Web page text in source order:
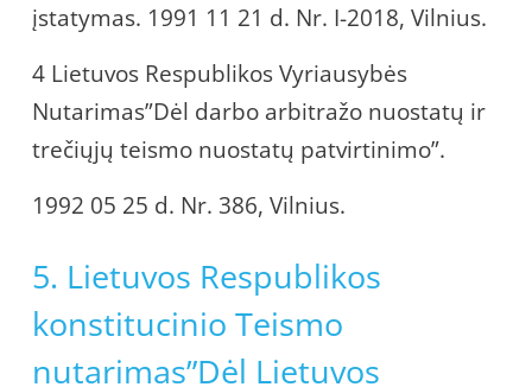
įstatymas. 1991 11 21 d. Nr. I-2018, Vilnius.
4 Lietuvos Respublikos Vyriausybės
Nutarimas”Dėl darbo arbitražo nuostatų ir
trečiųjų teismo nuostatų patvirtinimo”.
1992 05 25 d. Nr. 386, Vilnius.
5. Lietuvos Respublikos
konstitucinio Teismo
nutarimas”Dėl Lietuvos